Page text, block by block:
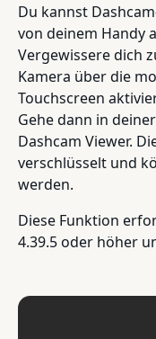
Du kannst
von deinem Handy
Vergewissere dich
Kamera über die
Touchscreen
Gehe dann in
Dashcam Viewer.
verschlüsselt und
werden.
Diese Funktion
4.39.5 oder höher